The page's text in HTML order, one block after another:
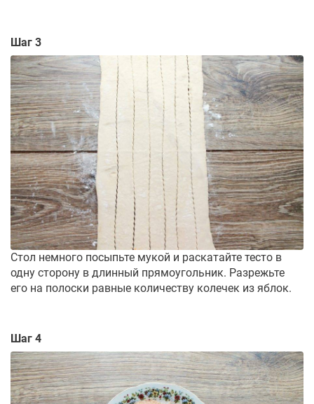
Шаг 3
Стол немного посыпьте мукой и раскатайте тесто в
одну сторону в длинный прямоугольник. Разрежьте
его на полоски равные количеству колечек из яблок.
Шаг 4